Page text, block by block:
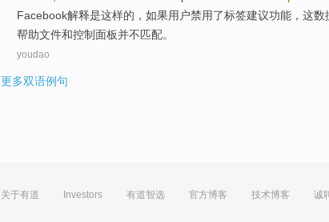
Facebook解释是这样的， 如果用户禁用了标签建议功能 ， 这数
帮助文件和控制面板并不匹配。
youdao
更多双语例句
关于有道 Investors 有道智选 官方博客 技术博客 诚